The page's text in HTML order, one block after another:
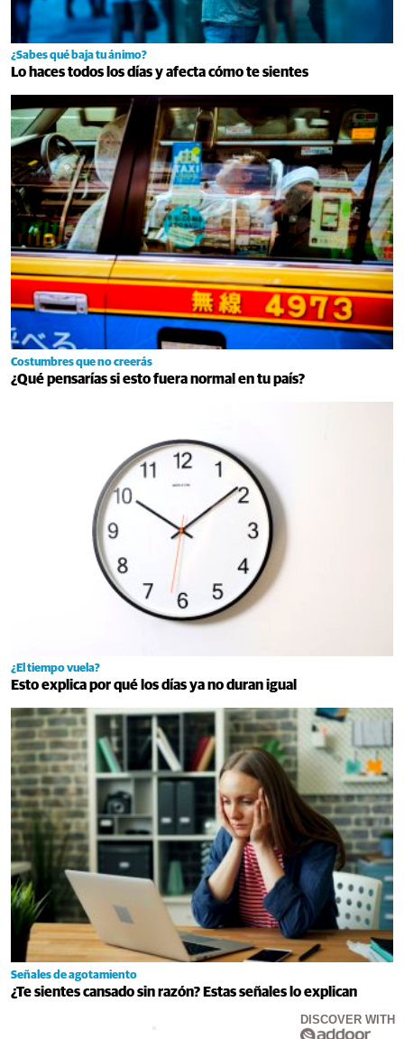
¿Sabes qué baja tu ánimo?
Lo haces todos los días y afecta cómo te sientes
Costumbres que no creerás
¿Qué pensarías si esto fuera normal en tu país?
¿El tiempo vuela?
Esto explica por qué los días ya no duran igual
Señales de agotamiento
¿Te sientes cansado sin razón? Estas señales lo explican
DISCOVER WITH